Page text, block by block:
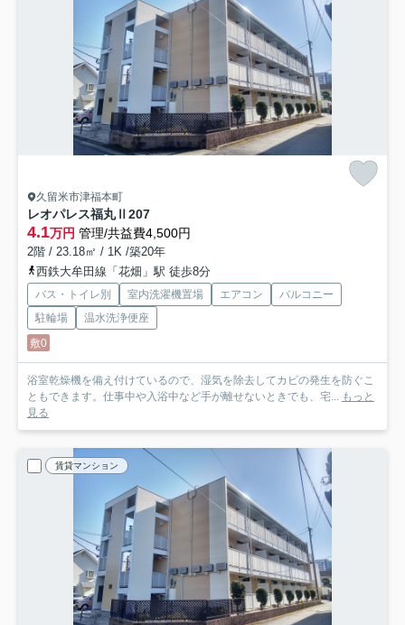
久留米市津福本町
レオパレス福丸Ⅱ 207
4.1万円 管理/共益費4,500円
2階 / 23.18㎡ / 1K /築20年
西鉄大牟田線「花畑」駅 徒歩8分
バス・トイレ別 室内洗濯機置場 エアコン
バルコニー
駐輪場
温水洗浄便座
敷0
浴室乾燥機を備え付けているので、湿気を除去してカビの発生を防ぐこ
ともできます。仕事中や入浴中など手が離せないときでも、宅... もっと
見る
賃貸マンション